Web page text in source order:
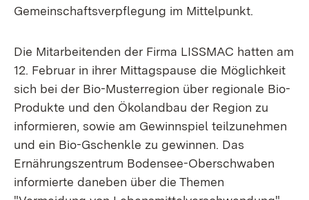
Gemeinschaftsverpflegung im Mittelpunkt.
Die Mitarbeitenden der Firma LISSMAC hatten am
12. Februar in ihrer Mittagspause die Möglichkeit
sich bei der Bio-Musterregion über regionale Bio-
Produkte und den Ökolandbau der Region zu
informieren, sowie am Gewinnspiel teilzunehmen
und ein Bio-Gschenkle zu gewinnen. Das
Ernährungszentrum Bodensee-Oberschwaben
informierte daneben über die Themen